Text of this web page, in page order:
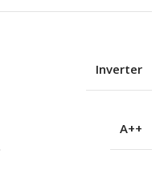
Inverter
A++